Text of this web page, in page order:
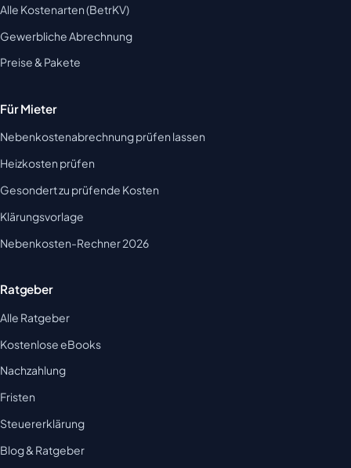
Alle Kostenarten (BetrKV)
Gewerbliche Abrechnung
Preise & Pakete
Für Mieter
Nebenkostenabrechnung prüfen lassen
Heizkosten prüfen
Gesondert zu prüfende Kosten
Klärungsvorlage
Nebenkosten-Rechner 2026
Ratgeber
Alle Ratgeber
Kostenlose eBooks
Nachzahlung
Fristen
Steuererklärung
Blog & Ratgeber